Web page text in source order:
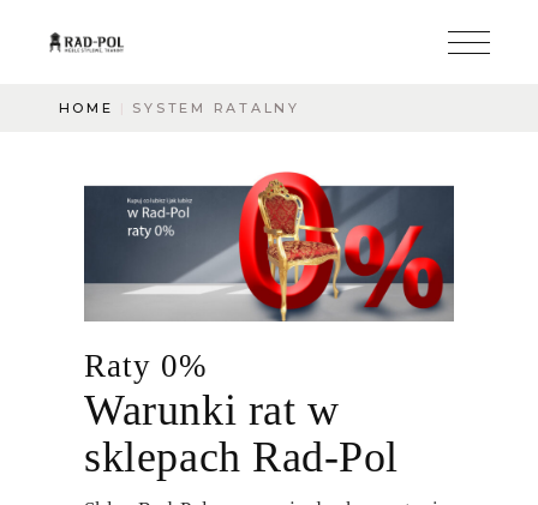
HOME SYSTEM RATALNY
Raty 0%
Warunki rat w
sklepach Rad-Pol